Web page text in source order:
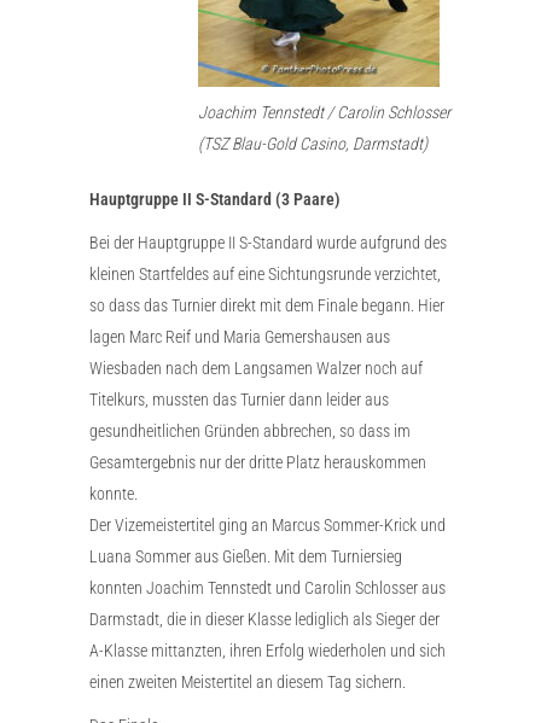
Joachim Tennstedt / Carolin Schlosser
(TSZ Blau-Gold Casino, Darmstadt)
Hauptgruppe II S-Standard (3 Paare)
Bei der Hauptgruppe II S-Standard wurde aufgrund des
kleinen Startfeldes auf eine Sichtungsrunde verzichtet,
so dass das Turnier direkt mit dem Finale begann. Hier
lagen Marc Reif und Maria Gemershausen aus
Wiesbaden nach dem Langsamen Walzer noch auf
Titelkurs, mussten das Turnier dann leider aus
gesundheitlichen Gründen abbrechen, so dass im
Gesamtergebnis nur der dritte Platz herauskommen
konnte.
Der Vizemeistertitel ging an Marcus Sommer-Krick und
Luana Sommer aus Gießen. Mit dem Turniersieg
konnten Joachim Tennstedt und Carolin Schlosser aus
Darmstadt, die in dieser Klasse lediglich als Sieger der
A-Klasse mittanzten, ihren Erfolg wiederholen und sich
einen zweiten Meistertitel an diesem Tag sichern.